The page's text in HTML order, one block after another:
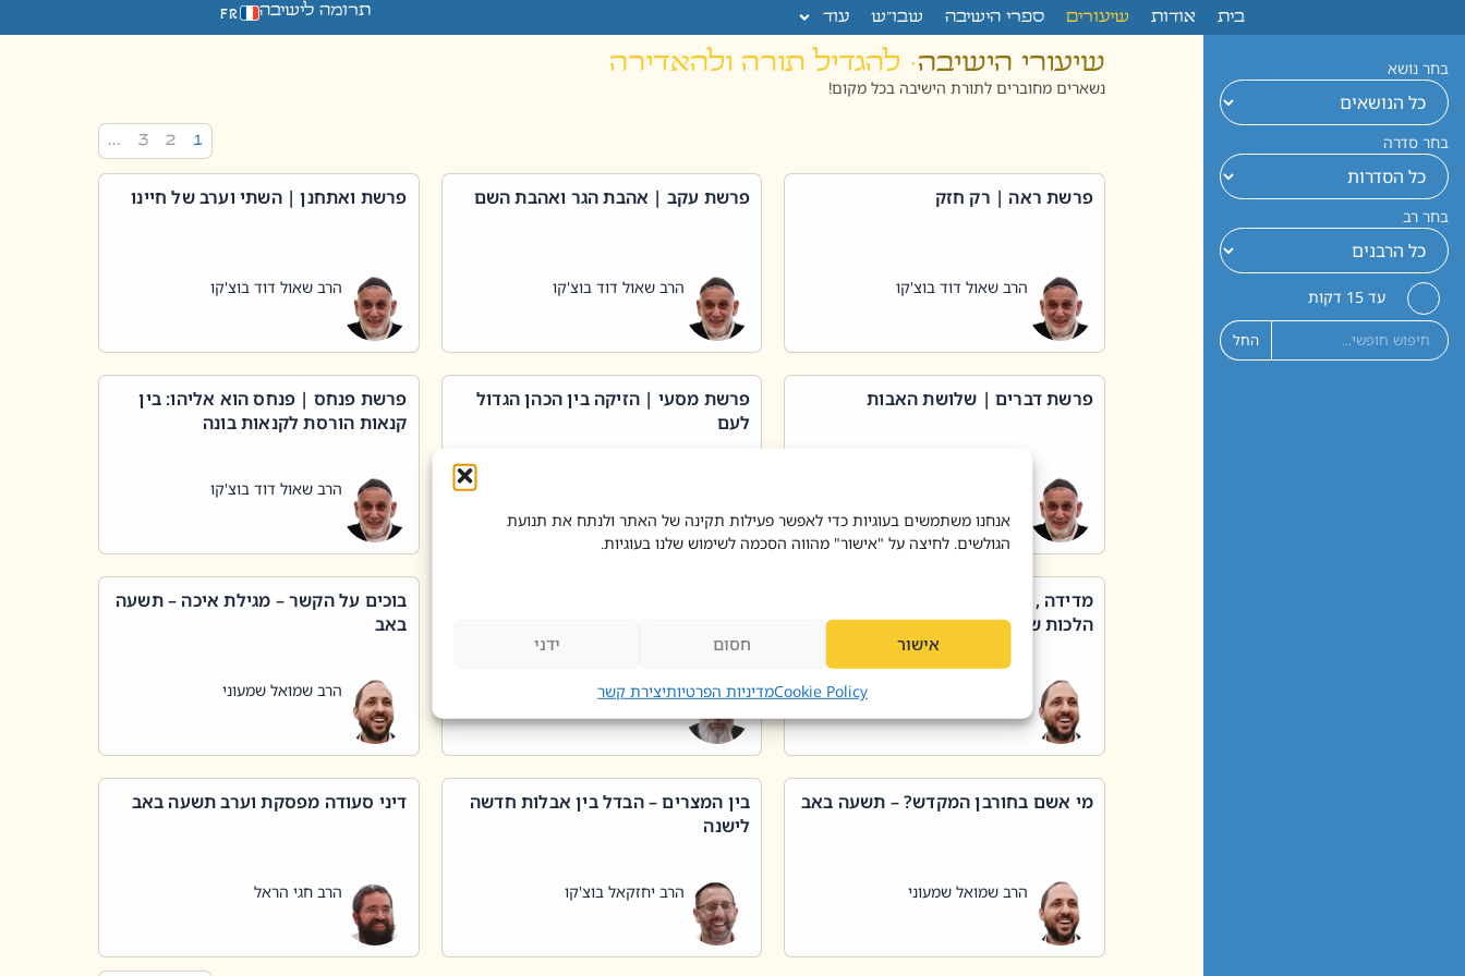
אנחנו משתמשים בעוגיות כדי לאפשר פעילות תקינה של האתר ולנתח את תנועת
הגולשים. לחיצה על "אישור" מהווה הסכמה לשימוש שלנו בעוגיות.
אישור חסום ידני
Cookie Policyמדיניות הפרטיותיצירת קשר
בית אודות שיעורים ספרי הישיבה שבו”ש עוד תרומה לישיבה FR
בחר נושא
בחר סדרה
בחר רב
עד 15 דקות
החל
שיעורי הישיבה· להגדיל תורה ולהאדירה
נשארים מחוברים לתורת הישיבה בכל מקום!
1
2
3
…
פרשת ראה | רק חזק
הרב שאול דוד בוצ'קו
פרשת עקב | אהבת הגר ואהבת השם
הרב שאול דוד בוצ'קו
פרשת ואתחנן | השתי וערב של חיינו
הרב שאול דוד בוצ'קו
פרשת דברים | שלושת האבות
פרשת מסעי | הזיקה בין הכהן הגדול
לעם
פרשת פנחס | פנחס הוא אליהו: בין
קנאות הורסת לקנאות בונה
הרב שאול דוד בוצ'קו
מדידה , קניה , שטיפת כלים בשבת –
הלכות שבת – סימן שכג
הרב יאיר בידני
בוכים על הקשר – מגילת איכה – תשעה
באב
הרב שמואל שמעוני
מי אשם בחורבן המקדש? – תשעה באב
הרב שמואל שמעוני
בין המצרים – הבדל בין אבלות חדשה
לישנה
הרב יחזקאל בוצ'קו
דיני סעודה מפסקת וערב תשעה באב
הרב חגי הראל